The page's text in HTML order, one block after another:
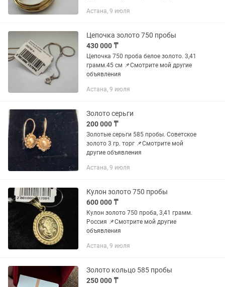
символизму. Символика кольца
дружба:...
Астана, 9 июля
Цепочка золото 750 пробы
430 000 ₸
Цепочка 750 проба белое золото. 3,41
грамм.45 см 📌Смотрите мой другие
объявления
Астана, 9 июля
Золото серьги
200 000 ₸
Золотые серьги 585 пробы. Советское
золото 3 гр. торг 📌Смотрите мой
другие объявления
Астана, 9 июля
Кулон золото 750 пробы
600 000 ₸
Кулон золото 750 проба, 3,41 грамм.
Россия 📌Смотрите мой другие
объявления
Астана, 9 июля
Золото кольцо 585 пробы
250 000 ₸